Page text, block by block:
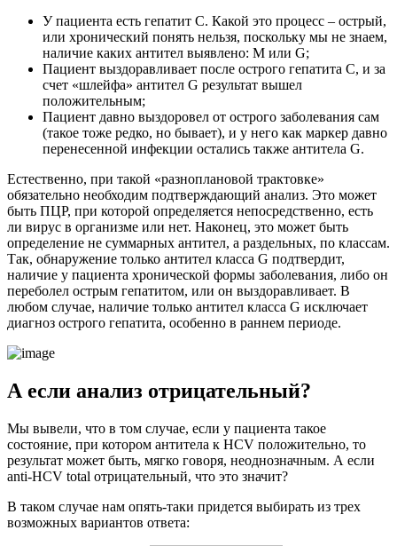
У пациента есть гепатит С. Какой это процесс – острый,
или хронический понять нельзя, поскольку мы не знаем,
наличие каких антител выявлено: М или G;
Пациент выздоравливает после острого гепатита С, и за
счет «шлейфа» антител G результат вышел
положительным;
Пациент давно выздоровел от острого заболевания сам
(такое тоже редко, но бывает), и у него как маркер давно
перенесенной инфекции остались также антитела G.
Естественно, при такой «разноплановой трактовке»
обязательно необходим подтверждающий анализ. Это может
быть ПЦР, при которой определяется непосредственно, есть
ли вирус в организме или нет. Наконец, это может быть
определение не суммарных антител, а раздельных, по классам.
Так, обнаружение только антител класса G подтвердит,
наличие у пациента хронической формы заболевания, либо он
переболел острым гепатитом, или он выздоравливает. В
любом случае, наличие только антител класса G исключает
диагноз острого гепатита, особенно в раннем периоде.
А если анализ отрицательный?
Мы вывели, что в том случае, если у пациента такое
состояние, при котором антитела к HCV положительно, то
результат может быть, мягко говоря, неоднозначным. А если
anti-HCV total отрицательный, что это значит?
В таком случае нам опять-таки придется выбирать из трех
возможных вариантов ответа: